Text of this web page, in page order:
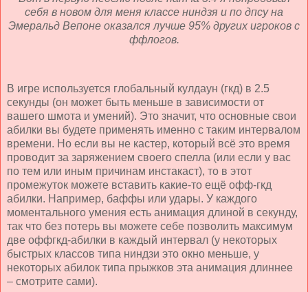
себя в новом для меня классе ниндзя и по дпсу на
Эмеральд Вепоне оказался лучше 95% других игроков с
ффлогов.
В игре используется глобальный кулдаун (гкд) в 2.5
секунды (он может быть меньше в зависимости от
вашего шмота и умений). Это значит, что основные свои
абилки вы будете применять именно с таким интервалом
времени. Но если вы не кастер, который всё это время
проводит за заряжением своего спелла (или если у вас
по тем или иным причинам инстакаст), то в этот
промежуток можете вставить какие-то ещё офф-гкд
абилки. Например, баффы или удары. У каждого
моментального умения есть анимация длиной в секунду,
так что без потерь вы можете себе позволить максимум
две оффгкд-абилки в каждый интервал (у некоторых
быстрых классов типа ниндзи это окно меньше, у
некоторых абилок типа прыжков эта анимация длиннее
– смотрите сами).